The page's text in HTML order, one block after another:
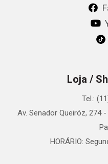
Loja /
Tel.:
Av. Senador Queiróz, 274
HORÁRIO: